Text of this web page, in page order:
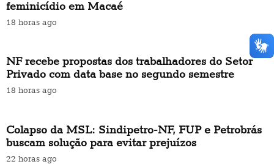
feminicídio em Macaé
18 horas ago
NF recebe propostas dos trabalhadores do Setor
Privado com data base no segundo semestre
18 horas ago
Colapso da MSL: Sindipetro-NF, FUP e Petrobrás
buscam solução para evitar prejuízos
22 horas ago